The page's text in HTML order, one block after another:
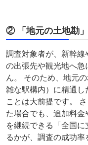
② 「地元の土地勘
調査対象者が、新幹
の出張先や観光地へ
ん。 そのため、地元
雑な駅構内）に精通し
ことは大前提です。
た場合でも、追加料
を継続できる「全国
るかが、調査の成功率